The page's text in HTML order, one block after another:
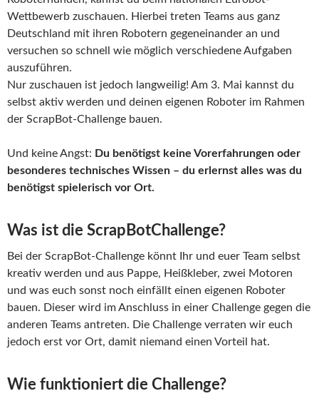
Wettbewerb zuschauen. Hierbei treten Teams aus ganz
Deutschland mit ihren Robotern gegeneinander an und
versuchen so schnell wie möglich verschiedene Aufgaben
auszuführen.
Nur zuschauen ist jedoch langweilig! Am 3. Mai kannst du
selbst aktiv werden und deinen eigenen Roboter im Rahmen
der ScrapBot-Challenge bauen.
Und keine Angst: Du benötigst keine Vorerfahrungen oder
besonderes technisches Wissen – du erlernst alles was du
benötigst spielerisch vor Ort.
Was ist die ScrapBotChallenge?
Bei der ScrapBot-Challenge könnt Ihr und euer Team selbst
kreativ werden und aus Pappe, Heißkleber, zwei Motoren
und was euch sonst noch einfällt einen eigenen Roboter
bauen. Dieser wird im Anschluss in einer Challenge gegen die
anderen Teams antreten. Die Challenge verraten wir euch
jedoch erst vor Ort, damit niemand einen Vorteil hat.
Wie funktioniert die Challenge?